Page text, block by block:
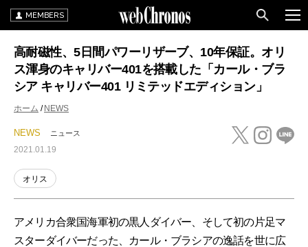
MEMBERS
高耐磁性、5日間パワーリザーブ、10年保証。オリ
ス渾身のキャリバー401を搭載した「カール・ブラ
シア キャリバー401 リミテッドエディション」
ホーム NEWS
NEWS ニュース
2021.01.19
オリス
アメリカ合衆国海軍初の黒人ダイバー、そして初の片足マ
スターダイバーだった、カール・ブラシアの逸話を世に広